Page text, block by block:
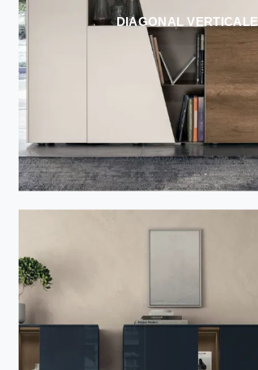
DIAGONAL VERTICALE